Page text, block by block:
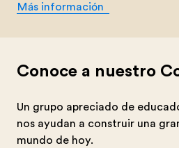
Más información
Conoce a nuestro
Un grupo apreciado de
nos ayudan a construir una
mundo de hoy.